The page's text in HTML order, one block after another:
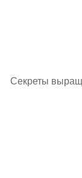
Секреты